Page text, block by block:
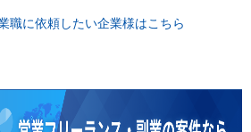
職に依頼したい企業様はこちら